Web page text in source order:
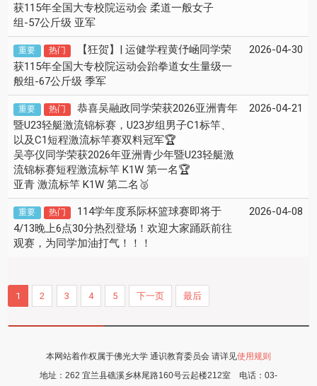
获115年全国大专校院运动会 柔道一般女子
组-57公斤级 亚军
重要 热门
【狂贺】| 运健学程黄伃崡同学荣
获115年全国大专校院运动会跆拳道女生量级一
般组-67公斤级 季军
2026-04-30
重要 热门
恭喜吴融政同学荣获2026亚洲青年
暨U23轻艇激流锦标赛，U23岁组男子C1标竿、
以及C1短程激流标竿赛双料冠军🏆
吴亭仪同学荣获2026年亚洲青少年暨U23轻艇激
流锦标赛短程激流标竿 K1W 第一名🏆
亚青 激流标竿 K1W 第二名🥈
2026-04-21
重要 热门
114学年度系际杯篮球赛即将于
4/13晚上6点30分热烈登场！欢迎大家踊跃前往
观赛，为同学加油打气！！！
2026-04-08
1 2 3 4 5 下一页 最后
本网站着作权属于佛光大学 通识教育委员会 请详见使用规则
地址： 262 宜兰县礁溪乡林尾路160号云起楼212室 电话： 03-